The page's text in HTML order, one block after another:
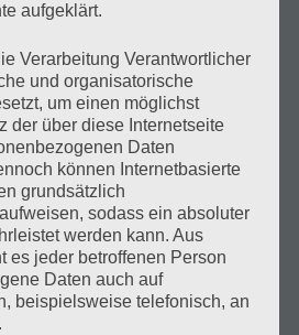
Über uns
Startseite
Haus Julia
im Sommer
im Winter
aufgeklärt.
Verarbeitung Verantwortlicher
und organisatorische
um einen möglichst
der über diese Internetseite
Daten
können Internetbasierte
grundsätzlich
sodass ein absoluter
werden kann. Aus
es jeder betroffenen Person
Daten auch auf
beispielsweise telefonisch, an